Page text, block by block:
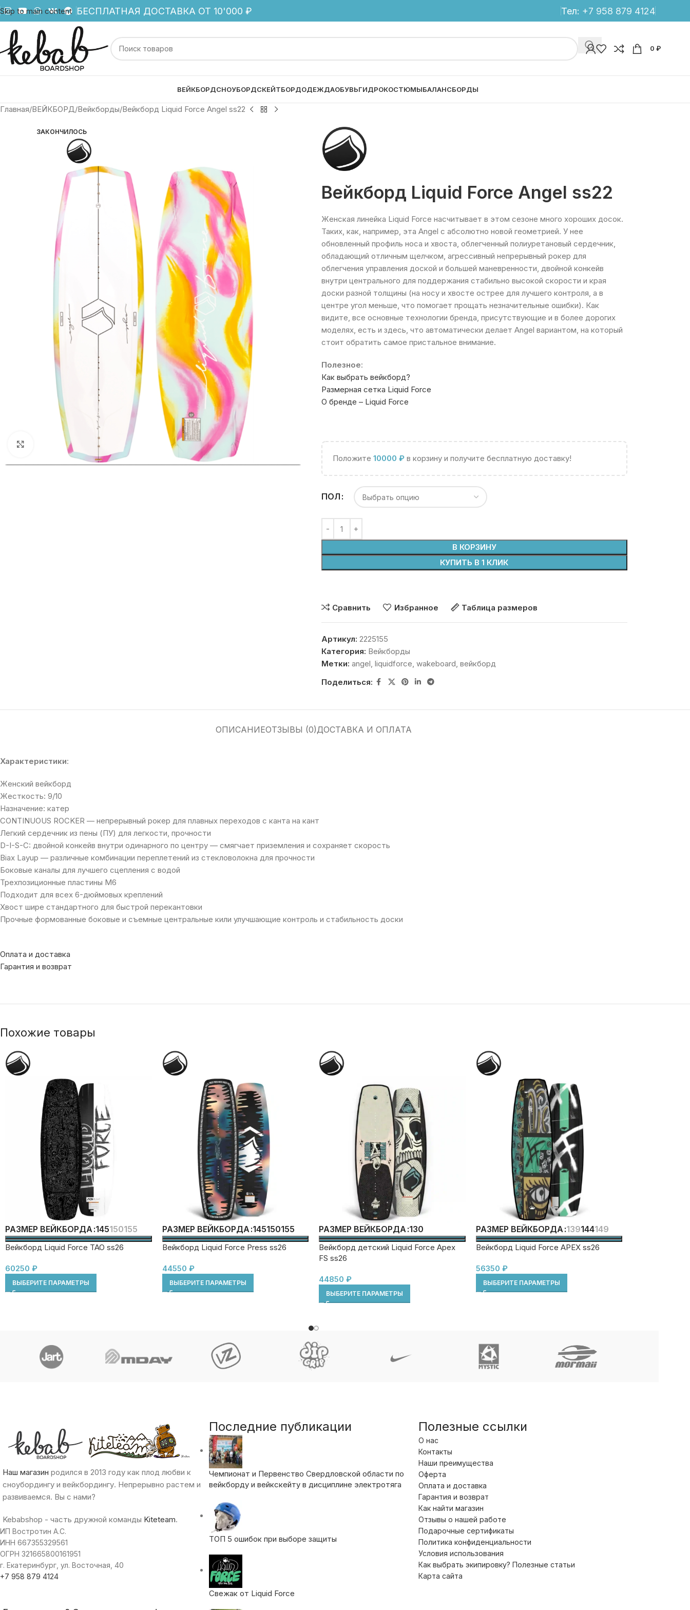
Skip to main content БЕСПЛАТНАЯ ДОСТАВКА ОТ 10'000 ₽ Тел: +7 958 879 4124
0 ₽
ВЕЙКБОРДСНОУБОРДСКЕЙТБОРДОДЕЖДАОБУВЬГИДРОКОСТЮМЫБАЛАНСБОРДЫ
Главная ВЕЙКБОРД Вейкборды Вейкборд Liquid Force Angel ss22
ЗАКОНЧИЛОСЬ
Увеличить
Вейкборд Liquid Force Angel ss22
Женская линейка Liquid Force насчитывает в этом сезоне много хороших досок.
Таких, как, например, эта Angel с абсолютно новой геометрией. У нее
обновленный профиль носа и хвоста, облегченный полиуретановый сердечник,
обладающий отличным щелчком, агрессивный непрерывный рокер для
облегчения управления доской и большей маневренности, двойной конкейв
внутри центрального для поддержания стабильно высокой скорости и края
доски разной толщины (на носу и хвосте острее для лучшего контроля, а в
центре угол меньше, что помогает прощать незначительные ошибки). Как
видите, все основные технологии бренда, присутствующие и в более дорогих
моделях, есть и здесь, что автоматически делает Angel вариантом, на который
стоит обратить самое пристальное внимание.
Полезное:
Как выбрать вейкборд?
Размерная сетка Liquid Force
О бренде – Liquid Force
Положите 10000 ₽в корзину и получите бесплатную доставку!
ПОЛ
В КОРЗИНУ
КУПИТЬ В 1 КЛИК
Сравнить Избранное Таблица размеров
Артикул: 2225155
Категория: Вейкборды
Метки: angel, liquidforce, wakeboard, вейкборд
Поделиться:
ОПИСАНИЕОТЗЫВЫ (0)ДОСТАВКА И ОПЛАТА
Характеристики:
Женский вейкборд
Жесткость: 9/10
Назначение: катер
CONTINUOUS ROCKER — непрерывный рокер для плавных переходов с канта на кант
Легкий сердечник ​​из пены (ПУ) для легкости, прочности
D-I-S-C: двойной конкейв внутри одинарного по центру — смягчает приземления и сохраняет скорость
Biax Layup — различные комбинации переплетений из стекловолокна для прочности
Боковые каналы для лучшего сцепления с водой
Трехпозиционные пластины M6
Подходит для всех 6-дюймовых креплений
Хвост шире стандартного для быстрой перекантовки
Прочные формованные боковые и съемные центральные кили улучшающие контроль и стабильность доски
Оплата и доставка
Гарантия и возврат
Похожие товары
РАЗМЕР ВЕЙКБОРДА 145150155
Вейкборд Liquid Force TAO ss26
60250 ₽
ВЫБЕРИТЕ ПАРАМЕТРЫ
РАЗМЕР ВЕЙКБОРДА 145150155
Вейкборд Liquid Force Press ss26
44550 ₽
ВЫБЕРИТЕ ПАРАМЕТРЫ
РАЗМЕР ВЕЙКБОРДА 130
Вейкборд детский Liquid Force Apex
FS ss26
44850 ₽
ВЫБЕРИТЕ ПАРАМЕТРЫ
РАЗМЕР ВЕЙКБОРДА 139144149
Вейкборд Liquid Force APEX ss26
56350 ₽
ВЫБЕРИТЕ ПАРАМЕТРЫ
Ocean Pack
Наш магазин родился в 2013 году как плод любви к
сноубордингу и вейкбордингу. Непрерывно растем и
развиваемся. Вы с нами?
Kebabshop - часть дружной команды Kiteteam.
ИП Востротин А.С.
ИНН 667355329561
ОГРН 321665800161951
г. Екатеринбург, ул. Восточная, 40
+7 958 879 4124
Последние публикации
Чемпионат и Первенство Свердловской области по
вейкборду и вейкскейту в дисциплине электротяга
ТОП 5 ошибок при выборе защиты
Свежак от Liquid Force
Полезные ссылки
О нас
Контакты
Наши преимущества
Оферта
Оплата и доставка
Гарантия и возврат
Как найти магазин
Отзывы о нашей работе
Подарочные сертификаты
Политика конфиденциальности
Условия использования
Как выбрать экипировку? Полезные статьи
Карта сайта